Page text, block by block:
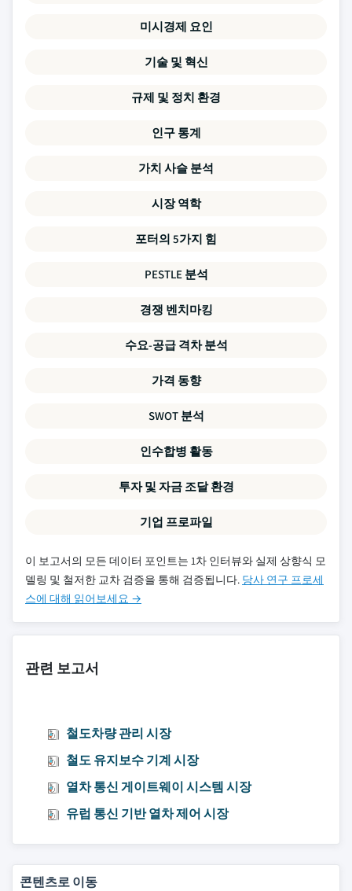
미시경제 요인
기술 및 혁신
규제 및 정치 환경
인구 통계
가치 사슬 분석
시장 역학
포터의 5가지 힘
PESTLE 분석
경쟁 벤치마킹
수요-공급 격차 분석
가격 동향
SWOT 분석
인수합병 활동
투자 및 자금 조달 환경
기업 프로파일
이 보고서의 모든 데이터 포인트는 1차 인터뷰와 실제 상향식 모
델링 및 철저한 교차 검증을 통해 검증됩니다. 당사 연구 프로세
스에 대해 읽어보세요 →
관련 보고서
철도차량 관리 시장
철도 유지보수 기계 시장
열차 통신 게이트웨이 시스템 시장
유럽 ​​통신 기반 열차 제어 시장
콘텐츠로 이동